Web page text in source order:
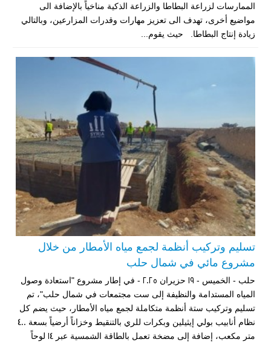
الممارسات لزراعة البطاطا والزراعة الذكية مناخياً بالإضافة الى
مواضيع أخرى، تهدف الى تعزيز مهارات وقدرات المزارعين، وبالتالي
زيادة إنتاج البطاطا. حيث يقوم...
تسليم وتركيب أنظمة لجمع مياه الأمطار من خلال
مشروع مائي في شمال حلب
حلب - الخميس - 19 حزيران 2025 - في إطار مشروع "استعادة وصول
المياه المستدامة والنظيفة إلى ست مجتمعات في شمال حلب"، تم
تسليم وتركيب ستة أنظمة متكاملة لجمع مياه الأمطار، حيث يضم كل
نظام أنابيب بولي إيثيلين وبكرات للري بالتنقيط وخزاناً أرضياً بسعة 400
متر مكعب، إضافة إلى مضخة تعمل بالطاقة الشمسية عبر 14 لوحاً